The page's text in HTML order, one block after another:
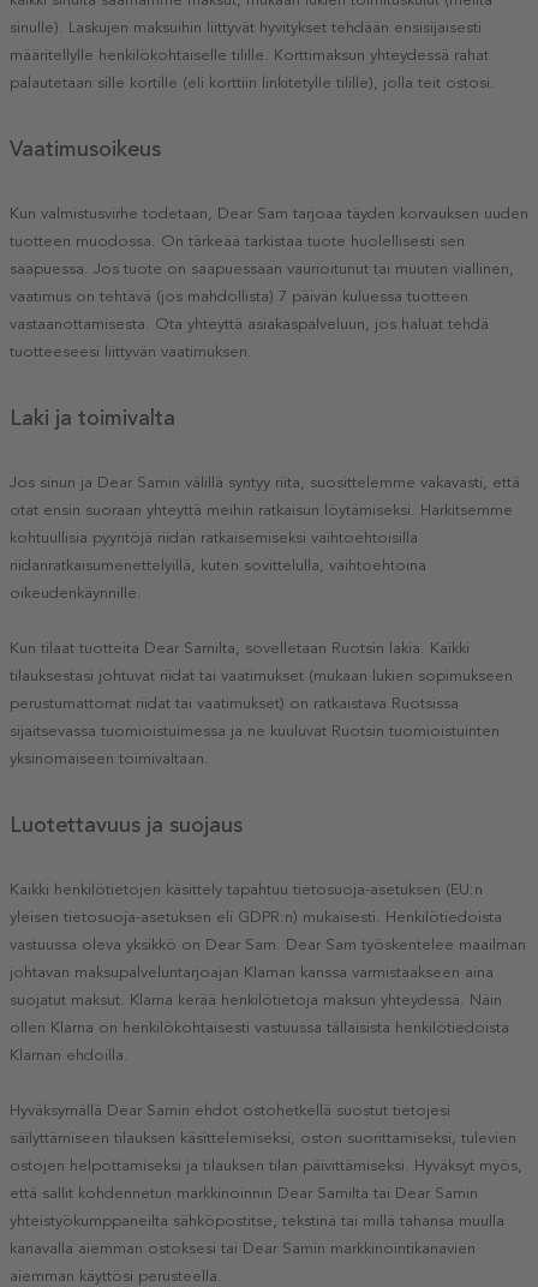
sinulle). Laskujen maksuihin liittyvät hyvitykset tehdään ensisijaisesti
määritellylle henkilökohtaiselle tilille. Korttimaksun yhteydessä rahat
palautetaan sille kortille (eli korttiin linkitetylle tilille), jolla teit ostosi.
Vaatimusoikeus
Kun valmistusvirhe todetaan, Dear Sam tarjoaa täyden korvauksen uuden
tuotteen muodossa. On tärkeää tarkistaa tuote huolellisesti sen
saapuessa. Jos tuote on saapuessaan vaurioitunut tai muuten viallinen,
vaatimus on tehtävä (jos mahdollista) 7 päivän kuluessa tuotteen
vastaanottamisesta. Ota yhteyttä asiakaspalveluun, jos haluat tehdä
tuotteeseesi liittyvän vaatimuksen.
Laki ja toimivalta
Jos sinun ja Dear Samin välillä syntyy riita, suosittelemme vakavasti, että
otat ensin suoraan yhteyttä meihin ratkaisun löytämiseksi. Harkitsemme
kohtuullisia pyyntöjä riidan ratkaisemiseksi vaihtoehtoisilla
riidanratkaisumenettelyillä, kuten sovittelulla, vaihtoehtoina
oikeudenkäynnille.
Kun tilaat tuotteita Dear Samilta, sovelletaan Ruotsin lakia. Kaikki
tilauksestasi johtuvat riidat tai vaatimukset (mukaan lukien sopimukseen
perustumattomat riidat tai vaatimukset) on ratkaistava Ruotsissa
sijaitsevassa tuomioistuimessa ja ne kuuluvat Ruotsin tuomioistuinten
yksinomaiseen toimivaltaan.
Luotettavuus ja suojaus
Kaikki henkilötietojen käsittely tapahtuu tietosuoja-asetuksen (EU:n
yleisen tietosuoja-asetuksen eli GDPR:n) mukaisesti. Henkilötiedoista
vastuussa oleva yksikkö on Dear Sam. Dear Sam työskentelee maailman
johtavan maksupalveluntarjoajan Klarnan kanssa varmistaakseen aina
suojatut maksut. Klarna kerää henkilötietoja maksun yhteydessä. Näin
ollen Klarna on henkilökohtaisesti vastuussa tällaisista henkilötiedoista
Klarnan ehdoilla.
Hyväksymällä Dear Samin ehdot ostohetkellä suostut tietojesi
säilyttämiseen tilauksen käsittelemiseksi, oston suorittamiseksi, tulevien
ostojen helpottamiseksi ja tilauksen tilan päivittämiseksi. Hyväksyt myös,
että sallit kohdennetun markkinoinnin Dear Samilta tai Dear Samin
yhteistyökumppaneilta sähköpostitse, tekstinä tai millä tahansa muulla
kanavalla aiemman ostoksesi tai Dear Samin markkinointikanavien
aiemman käyttösi perusteella.